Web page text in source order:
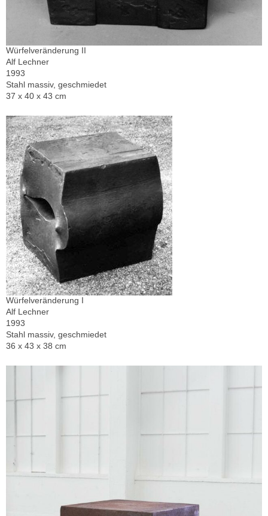
Würfelveränderung II
Alf Lechner
1993
Stahl massiv, geschmiedet
37 x 40 x 43 cm
Würfelveränderung I
Alf Lechner
1993
Stahl massiv, geschmiedet
36 x 43 x 38 cm